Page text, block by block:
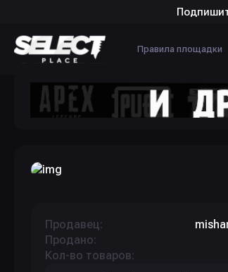
Правила площадки
Продавец:
Продано:
Кол-во товаров: